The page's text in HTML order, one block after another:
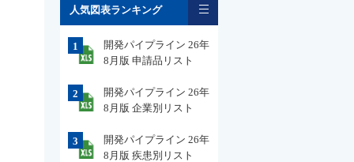
人気図表ランキング
1
開発パイプライン 26年
8月版 申請品リスト
2
開発パイプライン 26年
8月版 企業別リスト
3
開発パイプライン 26年
8月版 疾患別リスト